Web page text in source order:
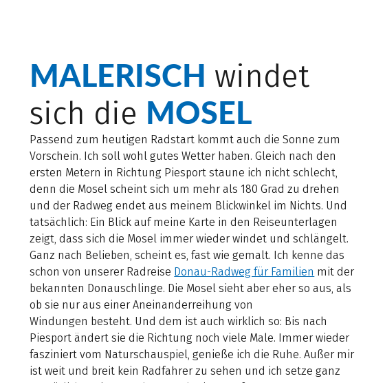
MALERISCH windet
sich die MOSEL
Passend zum heutigen Radstart kommt auch die Sonne zum
Vorschein. Ich soll wohl gutes Wetter haben. Gleich nach den
ersten Metern in Richtung Piesport staune ich nicht schlecht,
denn die Mosel scheint sich um mehr als 180 Grad zu drehen
und der Radweg endet aus meinem Blickwinkel im Nichts. Und
tatsächlich: Ein Blick auf meine Karte in den Reiseunterlagen
zeigt, dass sich die Mosel immer wieder windet und schlängelt.
Ganz nach Belieben, scheint es, fast wie gemalt. Ich kenne das
schon von unserer Radreise Donau-Radweg für Familien mit der
bekannten Donauschlinge. Die Mosel sieht aber eher so aus, als
ob sie nur aus einer Aneinanderreihung von
Windungen besteht. Und dem ist auch wirklich so: Bis nach
Piesport ändert sie die Richtung noch viele Male. Immer wieder
fasziniert vom Naturschauspiel, genieße ich die Ruhe. Außer mir
ist weit und breit kein Radfahrer zu sehen und ich setze ganz